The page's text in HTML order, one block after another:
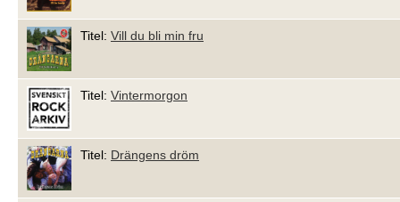
Titel: Vill du bli min fru
Titel: Vintermorgon
Titel: Drängens dröm